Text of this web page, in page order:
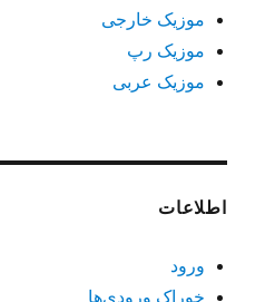
موزیک خارجی
موزیک رپ
موزیک عربی
اطلاعات
ورود
خوراک ورودی‌ها